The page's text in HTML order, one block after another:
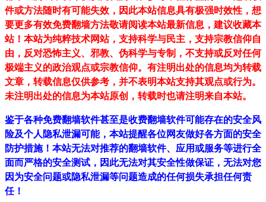
件或方法随时有可能失效，因此本站信息具有极强时效性，想
要更多有效免费翻墙方法敬请阅读本站最新信息，建议收藏本
站！ 本站为纯粹技术网站，支持科学与民主，支持宗教信仰自
由，反对恐怖主义、邪教、伪科学与专制，不支持或反对任何
极端主义的政治观点或宗教信仰。有注明出处的信息均为转载
文章，转载信息仅供参考，并不表明本站支持其观点或行为。
未注明出处的信息为本站原创，转载时也请注明来自本站。
鉴于各种免费翻墙软件甚至是收费翻墙软件可能存在的安全风
险及个人隐私泄漏可能，本站提醒各位网友做好各方面的安全
防护措施！本站无法对推荐的翻墙软件、应用或服务等进行全
面而严格的安全测试，因此无法对其安全性做保证，无法对您
因为安全问题或隐私泄漏等问题造成的任何损失承担任何责
任！